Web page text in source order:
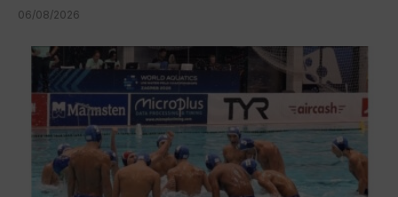
06/08/2026